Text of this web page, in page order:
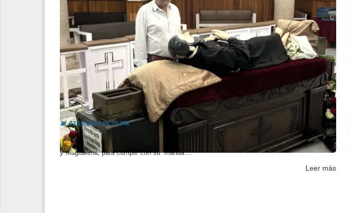
Caminan peregrinos más de 90 kilómetros ...
📅02/10/2024 05:15 PM
Cada año, miles de peregrinos caminan alrededor de 90 kilómetros de camino entre Nogales
y Magdalena, para cumplir con su “manda”...
Leer más